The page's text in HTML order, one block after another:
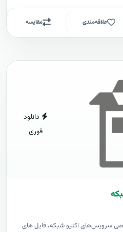
علاقه‌مندی مقایسه
دانلود
فوری
سرویس‌های اکتیو شبکه، فایل های